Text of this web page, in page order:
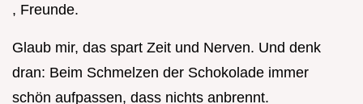
, Freunde.
Glaub mir, das spart Zeit und Nerven. Und denk
dran: Beim Schmelzen der Schokolade immer
schön aufpassen, dass nichts anbrennt.